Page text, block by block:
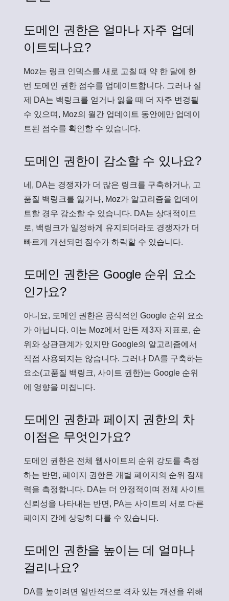
도메인 권한은 얼마나 자주 업데
이트되나요?
Moz는 링크 인덱스를 새로 고칠 때 약 한 달에 한
번 도메인 권한 점수를 업데이트합니다. 그러나 실
제 DA는 백링크를 얻거나 잃을 때 더 자주 변경될
수 있으며, Moz의 월간 업데이트 동안에만 업데이
트된 점수를 확인할 수 있습니다.
도메인 권한이 감소할 수 있나요?
네, DA는 경쟁자가 더 많은 링크를 구축하거나, 고
품질 백링크를 잃거나, Moz가 알고리즘을 업데이
트할 경우 감소할 수 있습니다. DA는 상대적이므
로, 백링크가 일정하게 유지되더라도 경쟁자가 더
빠르게 개선되면 점수가 하락할 수 있습니다.
도메인 권한은 Google 순위 요소
인가요?
아니요, 도메인 권한은 공식적인 Google 순위 요소
가 아닙니다. 이는 Moz에서 만든 제3자 지표로, 순
위와 상관관계가 있지만 Google의 알고리즘에서
직접 사용되지는 않습니다. 그러나 DA를 구축하는
요소(고품질 백링크, 사이트 권한)는 Google 순위
에 영향을 미칩니다.
도메인 권한과 페이지 권한의 차
이점은 무엇인가요?
도메인 권한은 전체 웹사이트의 순위 강도를 측정
하는 반면, 페이지 권한은 개별 페이지의 순위 잠재
력을 측정합니다. DA는 더 안정적이며 전체 사이트
신뢰성을 나타내는 반면, PA는 사이트의 서로 다른
페이지 간에 상당히 다를 수 있습니다.
도메인 권한을 높이는 데 얼마나
걸리나요?
DA를 높이려면 일반적으로 격차 있는 개선을 위해